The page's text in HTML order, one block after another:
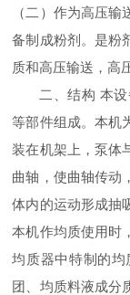
（二）作为高压
备制成粉剂。是粉
质和高压输送，高
二、结构 本
等部件组成。本机
装在机架上，泵体
曲轴，使曲轴传动
体内的运动形成抽
本机作均质使用时
均质器中特制的
团、均质料液成分